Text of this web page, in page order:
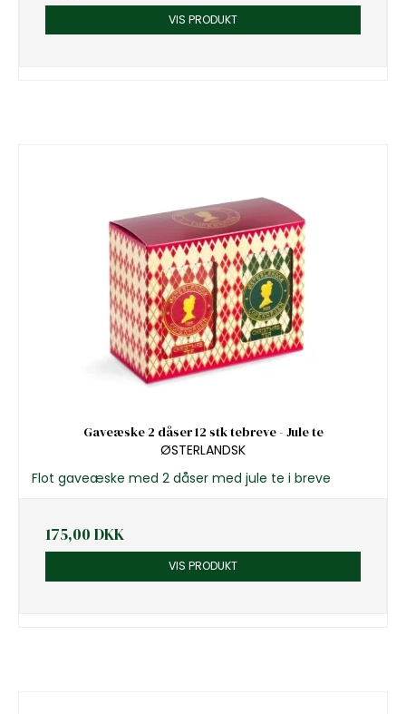
VIS PRODUKT
Gaveæske 2 dåser 12 stk tebreve - Jule te
ØSTERLANDSK
Flot gaveæske med 2 dåser med jule te i breve
175,00 DKK
VIS PRODUKT